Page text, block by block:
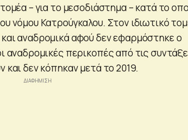
– για το μεσοδιάστημα – κατά το
νόμου Κατρούγκαλου. Στον ιδιωτικό
αναδρομικά αφού δεν εφαρμόστηκε ο
αναδρομικές περικοπές από τις
δεν κόπηκαν μετά το 2019.